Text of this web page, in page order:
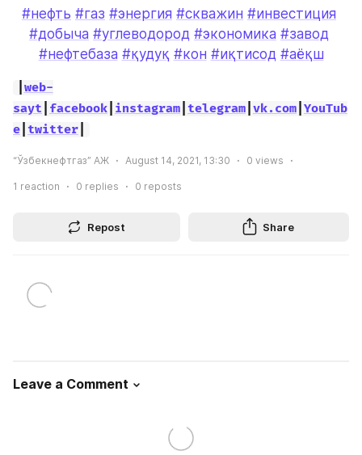
#нефть #газ #энергия #скважин #инвестиция
#добыча #углеводород #экономика #завод
#нефтебаза #қудуқ #кон #иқтисод #аёқш
web-
sayt facebook instagram telegram vk.com YouTub
e twitter
“Ўзбекнефтгаз” АЖ August 14, 2021, 13:30 0 views
1 reaction 0 replies 0 reposts
Repost Share
Leave a Comment